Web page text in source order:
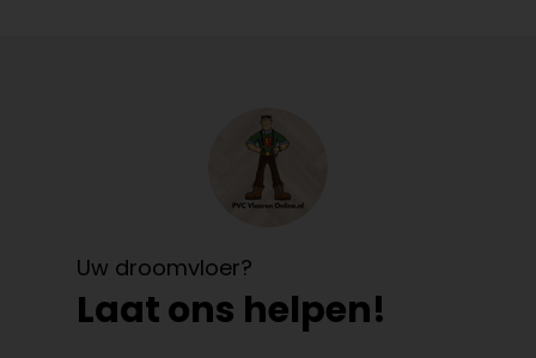
Uw droomvloer?
Laat ons helpen!